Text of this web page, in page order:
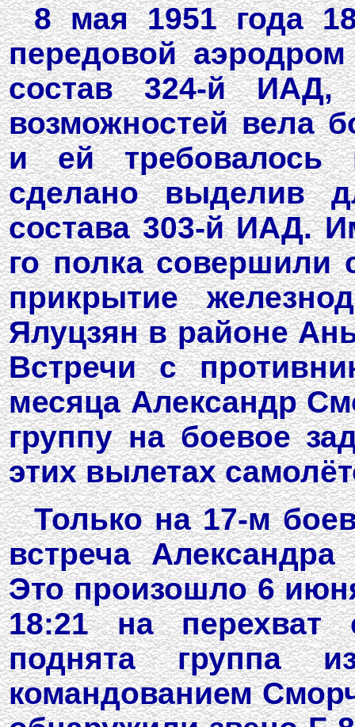
8 мая 1951 года
передовой
состав 324-й ИАД,
возможностей вела
и ей требовалось
сделано выделив
состава 303-й ИАД.
го полка совершили
прикрытие
Ялуцзян в районе
Встречи с
месяца Александр
группу на боевое
этих вылетах
Только на 17-м
встреча
Это произошло 6
18:21 на перехват
поднята группа
командованием